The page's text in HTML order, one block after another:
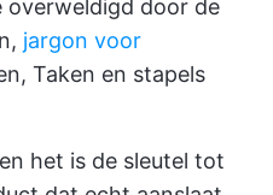
overweldigd door de
jargon voor
Taken en stapels
het is de sleutel tot